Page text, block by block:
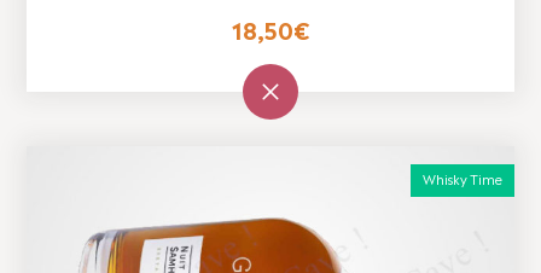
18,50€
Whisky Time